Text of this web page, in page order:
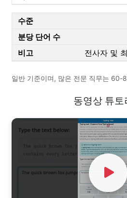
전사자 및
일반 기준이며, 많은 전문 직무는 60-
동영상 튜토
Watch